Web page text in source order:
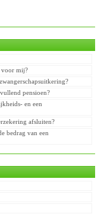
voor mij?
pensioen?
en een
afsluiten?
bedrag van een